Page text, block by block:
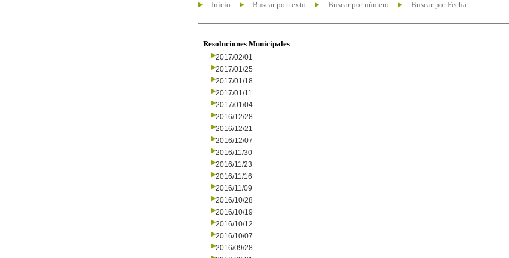
Inicio Buscar por texto Buscar por número Buscar por Fecha
Resoluciones Municipales
2017/02/01
2017/01/25
2017/01/18
2017/01/11
2017/01/04
2016/12/28
2016/12/21
2016/12/07
2016/11/30
2016/11/23
2016/11/16
2016/11/09
2016/10/28
2016/10/19
2016/10/12
2016/10/07
2016/09/28